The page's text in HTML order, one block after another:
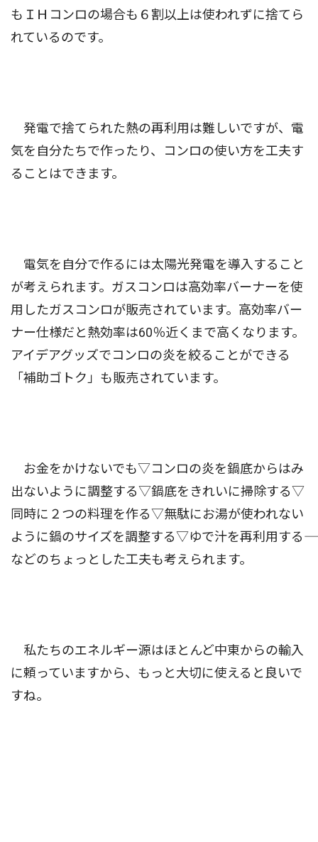
もＩＨコンロの場合も６割以上は使われずに捨てら
れているのです。
発電で捨てられた熱の再利用は難しいですが、電
気を自分たちで作ったり、コンロの使い方を工夫す
ることはできます。
電気を自分で作るには太陽光発電を導入すること
が考えられます。ガスコンロは高効率バーナーを使
用したガスコンロが販売されています。高効率バー
ナー仕様だと熱効率は60％近くまで高くなります。
アイデアグッズでコンロの炎を絞ることができる
「補助ゴトク」も販売されています。
お金をかけないでも▽コンロの炎を鍋底からはみ
出ないように調整する▽鍋底をきれいに掃除する▽
同時に２つの料理を作る▽無駄にお湯が使われない
ように鍋のサイズを調整する▽ゆで汁を再利用する――
などのちょっとした工夫も考えられます。
私たちのエネルギー源はほとんど中東からの輸入
に頼っていますから、もっと大切に使えると良いで
すね。